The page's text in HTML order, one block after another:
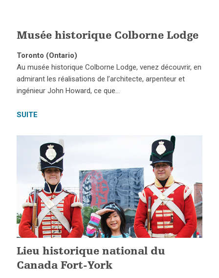
Musée historique Colborne Lodge
Toronto (Ontario)
Au musée historique Colborne Lodge, venez découvrir, en
admirant les réalisations de l’architecte, arpenteur et
ingénieur John Howard, ce que…
SUITE
Lieu historique national du
Canada Fort-York